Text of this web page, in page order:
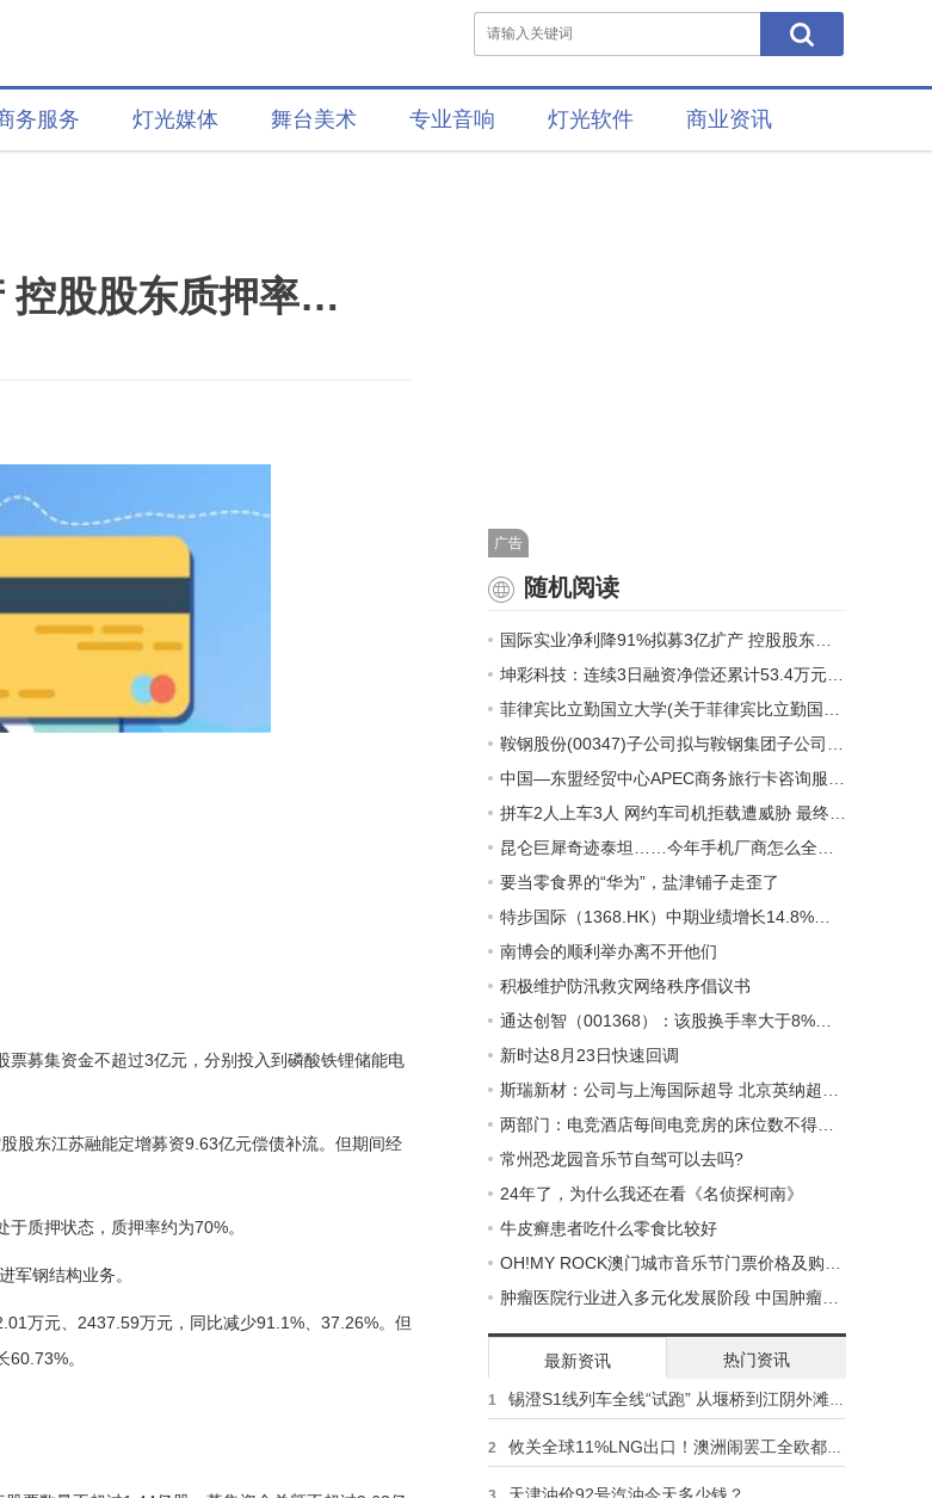
务服务 灯光媒体 舞台美术 专业音响 灯光软件 商业资讯
国际实业净利降91%拟募3亿扩产 控股股东质押率70%退出定增认购
募集资金不超过3亿元，分别投入到磷酸铁锂储能电
股东江苏融能定增募资9.63亿元偿债补流。但期间经
质押状态，质押率约为70%。
军钢结构业务。
万元、2437.59万元，同比减少91.1%、37.26%。但
。
广告
随机阅读
要当零食界的“华为”，盐津铺子走歪了
南博会的顺利举办离不开他们
积极维护防汛救灾网络秩序倡议书
新时达8月23日快速回调
常州恐龙园音乐节自驾可以去吗?
24年了，为什么我还在看《名侦探柯南》
牛皮癣患者吃什么零食比较好
最新资讯 热门资讯
1 锡澄S1线列车全线“试跑” 从堰桥到江阴外滩,“小红”一路畅行
2 攸关全球11%LNG出口！澳洲闹罢工全欧都慌了 涉事能源巨头紧忙回应